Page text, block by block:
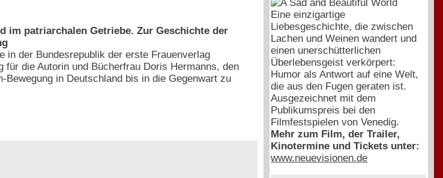
im patriarchalen Getriebe. Zur Geschichte der
in der Bundesrepublik der erste Frauenverlag
für die Autorin und Bücherfrau Doris Hermanns, den
Bewegung in Deutschland bis in die Gegenwart zu
Eine einzigartige
Liebesgeschichte, die zwischen
Lachen und Weinen wandert und
einen unerschütterlichen
Überlebensgeist verkörpert:
Humor als Antwort auf eine Welt,
die aus den Fugen geraten ist.
Ausgezeichnet mit dem
Publikumspreis bei den
Filmfestspielen von Venedig.
Mehr zum Film, der Trailer,
Kinotermine und Tickets unter:
www.neuevisionen.de